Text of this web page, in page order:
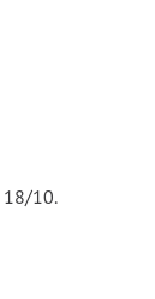
18/10.